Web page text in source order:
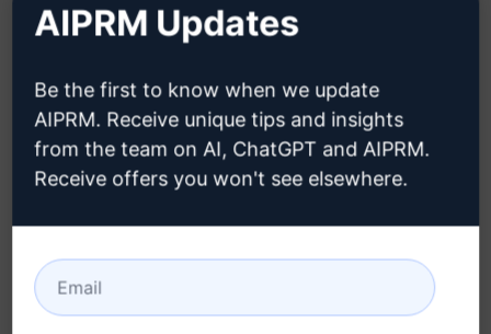
Fare clic qui per sapere come
AIPRM Updates
Be the first to know when we update
AIPRM. Receive unique tips and insights
from the team on AI, ChatGPT and AIPRM.
Receive offers you won't see elsewhere.